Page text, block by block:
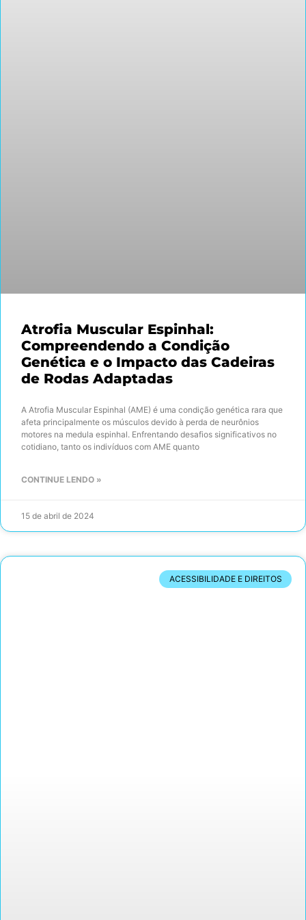
Atrofia Muscular Espinhal:
Compreendendo a Condição
Genética e o Impacto das Cadeiras
de Rodas Adaptadas
A Atrofia Muscular Espinhal (AME) é uma condição genética rara que
afeta principalmente os músculos devido à perda de neurônios
motores na medula espinhal. Enfrentando desafios significativos no
cotidiano, tanto os indivíduos com AME quanto
CONTINUE LENDO »
15 de abril de 2024
ACESSIBILIDADE E DIREITOS